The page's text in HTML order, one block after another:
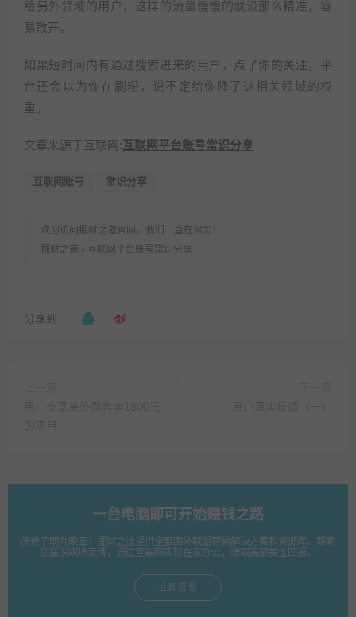
给另外领域的用户，这样的流量慢慢的就没那么精准，容
易散开。
如果短时间内有通过搜索进来的用户，点了你的关注，平
台还会以为你在刷粉，说不定给你降了这相关领域的权
重。
文章来源于互联网: 互联网平台账号常识分享
互联网账号 常识分享
欢迎访问掘财之道官网，我们一直在努力！
掘财之道 » 互联网平台账号常识分享
分享到：
一台电脑即可开始赚钱之路
厌倦了朝九晚五？掘财之道提供全套国外联盟营销解决方案和资源库，帮助
您摆脱职场束缚，通过互联网实现在家办公，赚取高额美金回报。
立即查看